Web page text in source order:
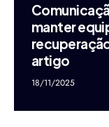
manter
artigo
18/11/2025